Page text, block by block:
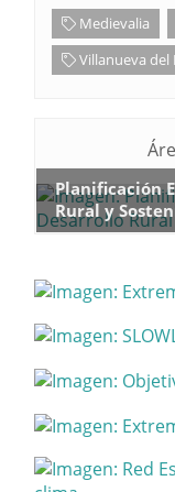
Medievalia
Villanueva del
Planificación
Rural y